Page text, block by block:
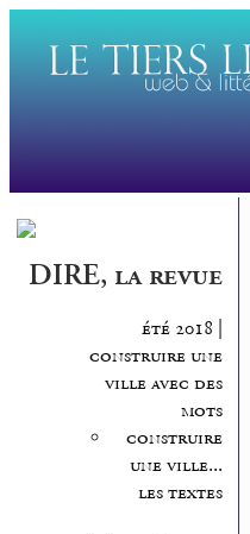
DIRE, la revue
été 2018 |
construire une
ville avec des
mots
construire
une ville...
les textes